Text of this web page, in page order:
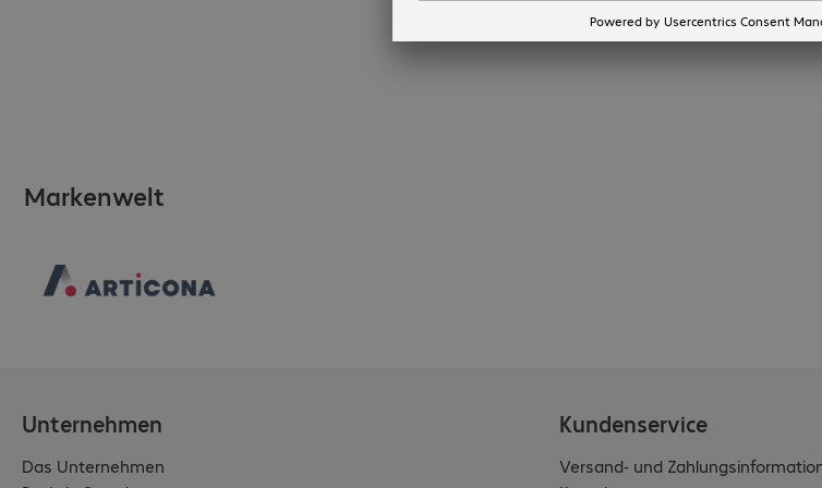
Merken Vergleichen
Markenwelt
Unternehmen
Das Unternehmen
Kundenservice
Versand- und